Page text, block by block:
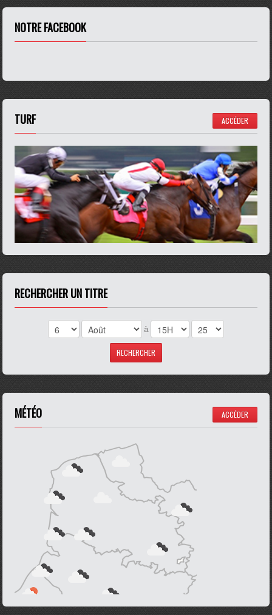
NOTRE FACEBOOK
TURF ACCÉDER
RECHERCHER UN TITRE
à
MÉTÉO ACCÉDER